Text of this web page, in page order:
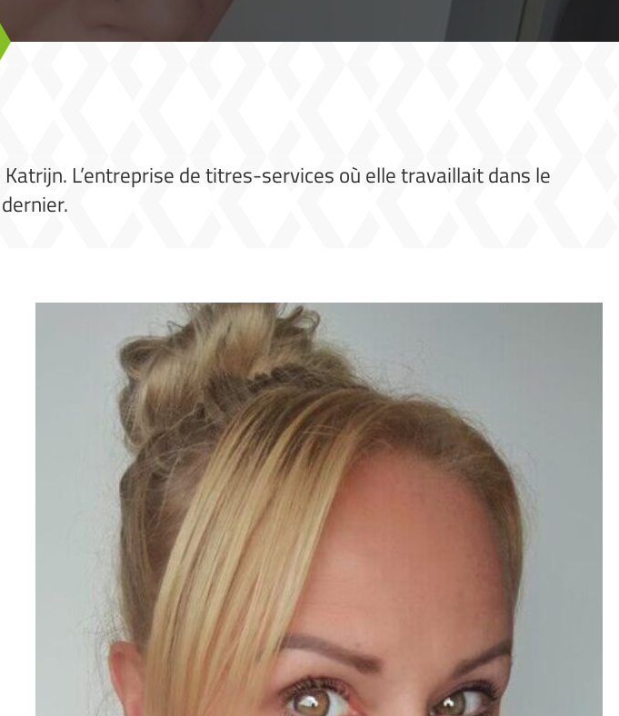
L’entreprise de titres-services où elle travaillait dans le